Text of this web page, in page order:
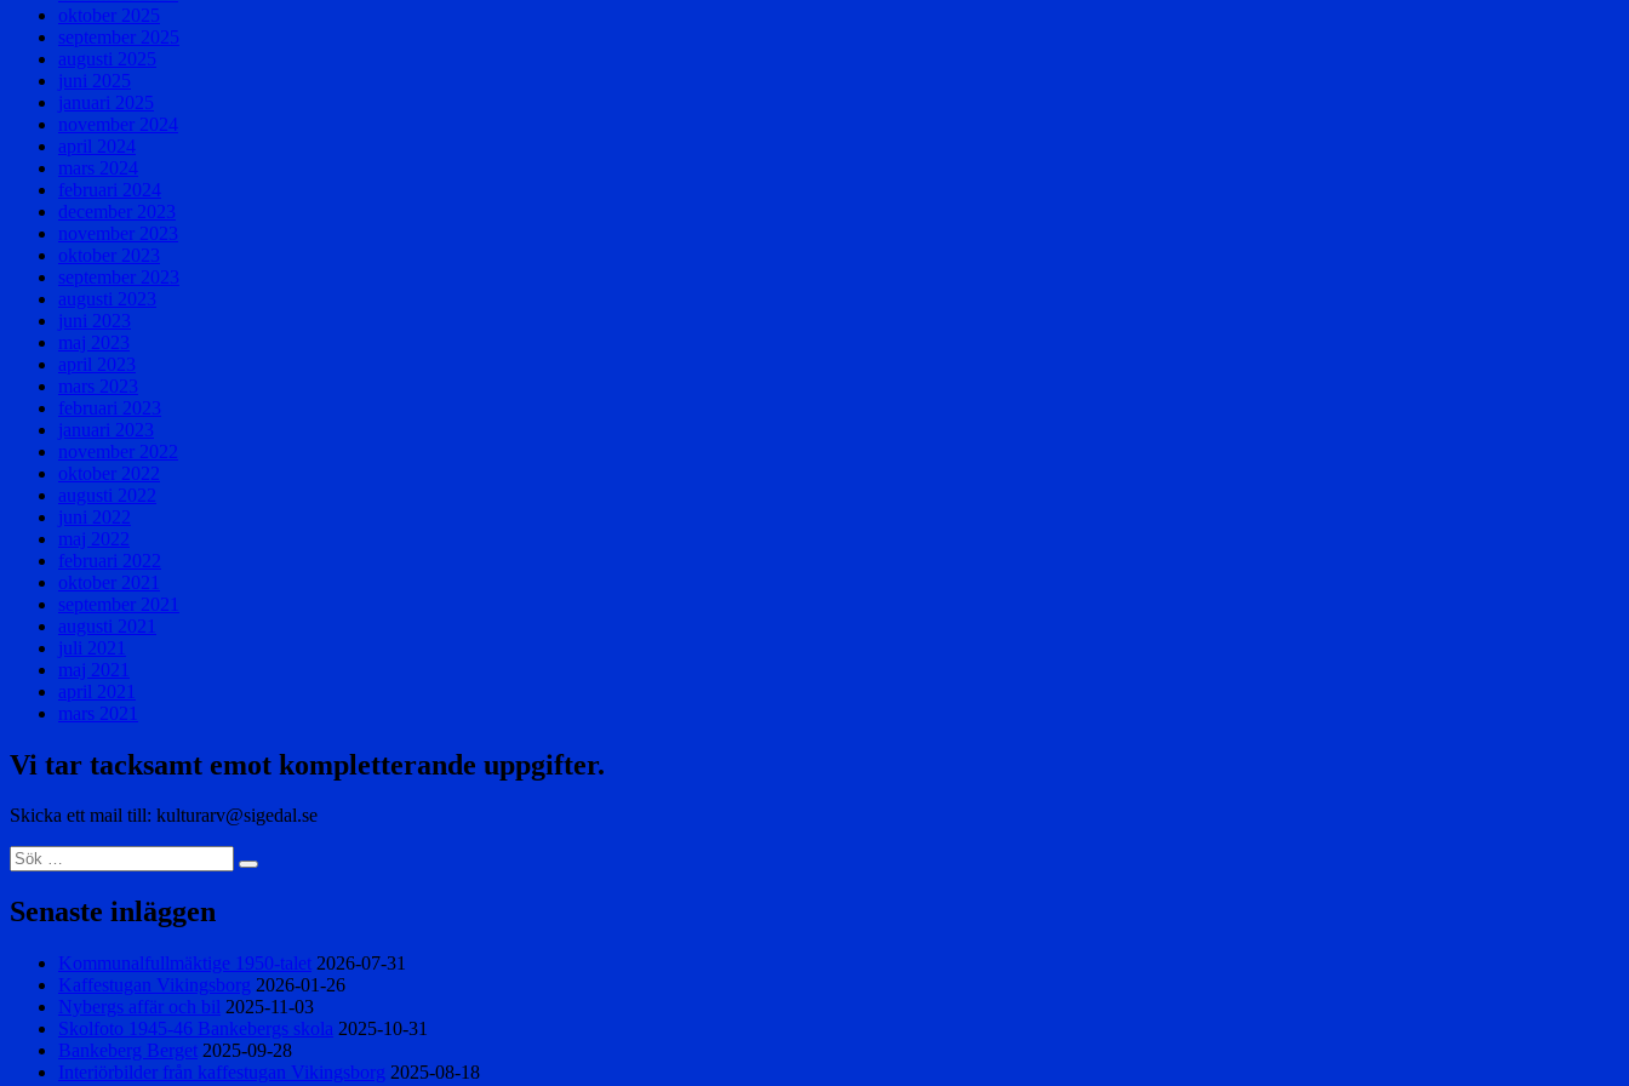
oktober 2025
september 2025
augusti 2025
juni 2025
januari 2025
november 2024
april 2024
mars 2024
februari 2024
december 2023
november 2023
oktober 2023
september 2023
augusti 2023
juni 2023
maj 2023
april 2023
mars 2023
februari 2023
januari 2023
november 2022
oktober 2022
augusti 2022
juni 2022
maj 2022
februari 2022
oktober 2021
september 2021
augusti 2021
juli 2021
maj 2021
april 2021
mars 2021
Vi tar tacksamt emot kompletterande uppgifter.
Skicka ett mail till: kulturarv@sigedal.se
Sök
efter:
Sök
Senaste inläggen
Kommunalfullmäktige 1950-talet 2026-07-31
Kaffestugan Vikingsborg 2026-01-26
Nybergs affär och bil 2025-11-03
Skolfoto 1945-46 Bankebergs skola 2025-10-31
Bankeberg Berget 2025-09-28
Interiörbilder från kaffestugan Vikingsborg 2025-08-18